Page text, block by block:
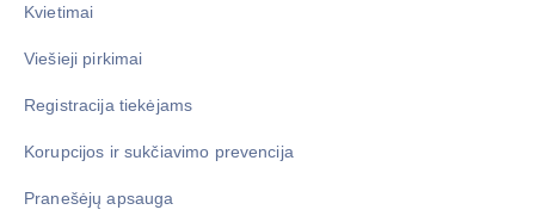
Kvietimai
Viešieji pirkimai
Registracija tiekėjams
Korupcijos ir sukčiavimo prevencija
Pranešėjų apsauga